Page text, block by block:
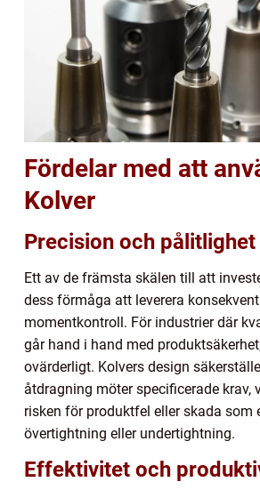
Fördelar med att
Kolver
Precision och pålitlighet
Ett av de främsta skälen till att
dess förmåga att leverera
momentkontroll. För industrier där
går hand i hand med
ovärderligt. Kolvers design
åtdragning möter specificerade krav,
risken för produktfel eller skada som
övertightning eller undertightning.
Effektivitet och